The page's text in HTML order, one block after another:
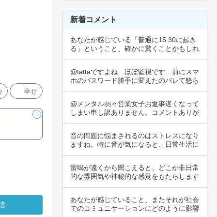
幸せ
1
新着コメント
あなたが感じている「普通に15:30に起き
る」ということ、確かに驚くことかもしれ
@tattaですよね…ほぼ監視です…前にスマ
ホのパスワード勝手に変えたのバレて怒ら
@メンタル弱々営業女子お返事遅くなって
しまい申し訳ありません。コメントありが
音の問題に悩まされるのはストレスになり
ますね。特に音が気になると、日常生活に
雷鳴が遠くから聞こえると、どこか非日常
的な雰囲気や神秘的な感覚をもたらします
あなたが感じていること、またそれが社会
でのコミュニケーションにどのように影響